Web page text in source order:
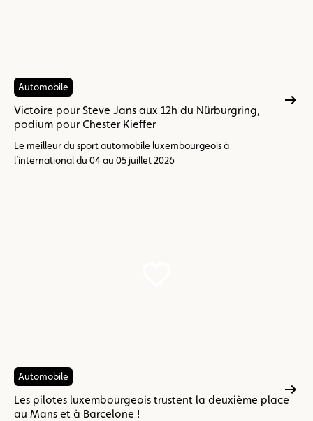
Automobile
Victoire pour Steve Jans aux 12h du Nürburgring,
podium pour Chester Kieffer
Le meilleur du sport automobile luxembourgeois à
l’international du 04 au 05 juillet 2026
Automobile
Les pilotes luxembourgeois trustent la deuxième place
au Mans et à Barcelone !